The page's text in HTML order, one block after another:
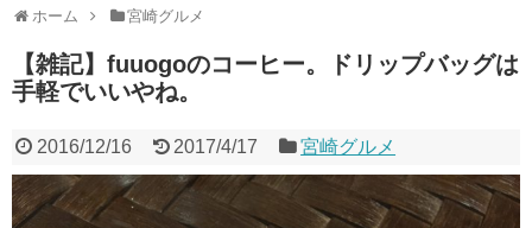
ホーム 宮崎グルメ
【雑記】fuuogoのコーヒー。ドリップバッグは
手軽でいいやね。
2016/12/16 2017/4/17 宮崎グルメ